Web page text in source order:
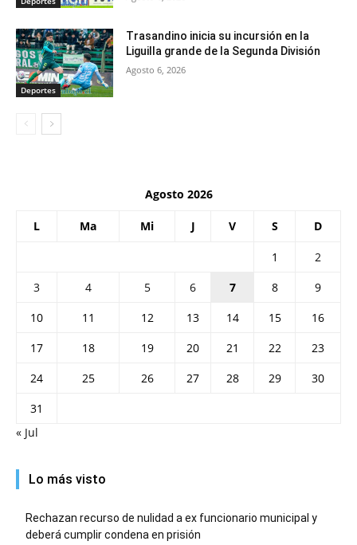
Deportes
Trasandino inicia su incursión en la
Liguilla grande de la Segunda División
Agosto 6, 2026
Agosto 2026
L Ma Mi J V S D
1
2
3
4 5 6 7 8
9
10
11 12 13 14 15
16
17
18 19 20 21 22
23
24
25 26 27 28 29
30
31
« Jul
Lo más visto
Rechazan recurso de nulidad a ex funcionario municipal y
deberá cumplir condena en prisión